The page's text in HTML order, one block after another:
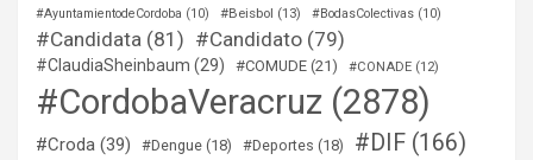
#AyuntamientodeCordoba (10) #Beisbol (13) #BodasColectivas (10)
#Candidata (81) #Candidato (79)
#ClaudiaSheinbaum (29) #COMUDE (21) #CONADE (12)
#CordobaVeracruz (2878)
#Croda (39) #Dengue (18) #Deportes (18) #DIF (166)